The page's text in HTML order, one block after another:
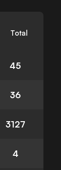
Total
45
36
3127
4